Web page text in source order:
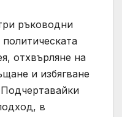
ръководни
отхвърляне на
и избягване
в